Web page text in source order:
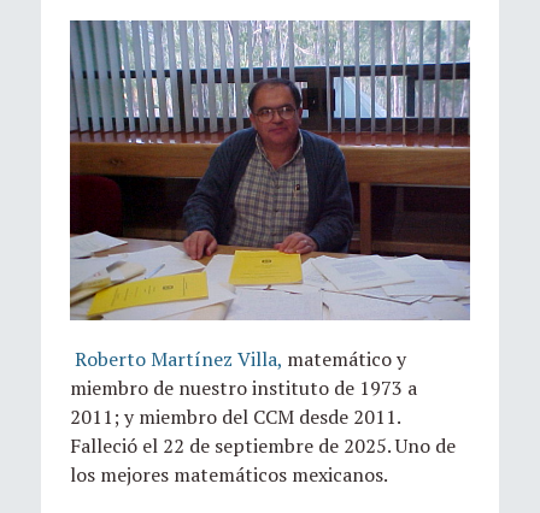
Roberto Martínez Villa, matemático y
miembro de nuestro instituto de 1973 a
2011; y miembro del CCM desde 2011.
Falleció el 22 de septiembre de 2025. Uno de
los mejores matemáticos mexicanos.